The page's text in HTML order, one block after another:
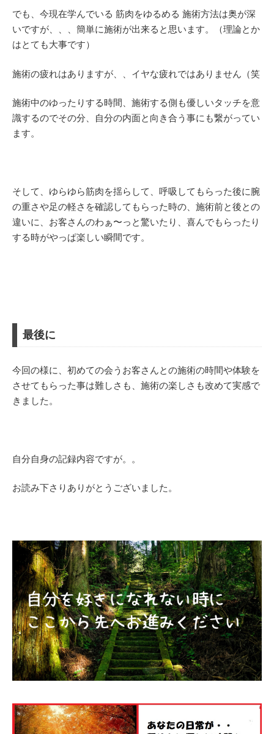
でも、今現在学んでいる 筋肉をゆるめる 施術方法は奥が深
いですが、、、簡単に施術が出来ると思います。（理論とか
はとても大事です）
施術の疲れはありますが、、イヤな疲れではありません（笑
施術中のゆったりする時間、施術する側も優しいタッチを意
識するのでその分、自分の内面と向き合う事にも繋がってい
ます。
そして、ゆらゆら筋肉を揺らして、呼吸してもらった後に腕
の重さや足の軽さを確認してもらった時の、施術前と後との
違いに、お客さんのわぁ〜っと驚いたり、喜んでもらったり
する時がやっぱ楽しい瞬間です。
最後に
今回の様に、初めての会うお客さんとの施術の時間や体験を
させてもらった事は難しさも、施術の楽しさも改めて実感で
きました。
自分自身の記録内容ですが。。
お読み下さりありがとうございました。